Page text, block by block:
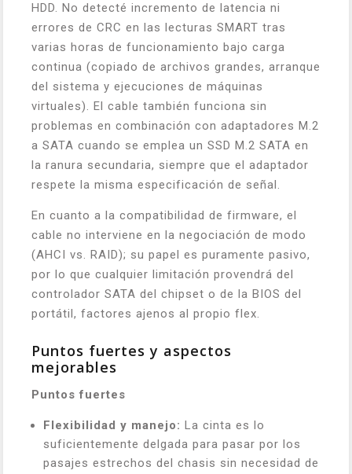
HDD. No detecté incremento de latencia ni
errores de CRC en las lecturas SMART tras
varias horas de funcionamiento bajo carga
continua (copiado de archivos grandes, arranque
del sistema y ejecuciones de máquinas
virtuales). El cable también funciona sin
problemas en combinación con adaptadores M.2
a SATA cuando se emplea un SSD M.2 SATA en
la ranura secundaria, siempre que el adaptador
respete la misma especificación de señal.
En cuanto a la compatibilidad de firmware, el
cable no interviene en la negociación de modo
(AHCI vs. RAID); su papel es puramente pasivo,
por lo que cualquier limitación provendrá del
controlador SATA del chipset o de la BIOS del
portátil, factores ajenos al propio flex.
Puntos fuertes y aspectos
mejorables
Puntos fuertes
Flexibilidad y manejo: La cinta es lo
suficientemente delgada para pasar por los
pasajes estrechos del chasis sin necesidad de